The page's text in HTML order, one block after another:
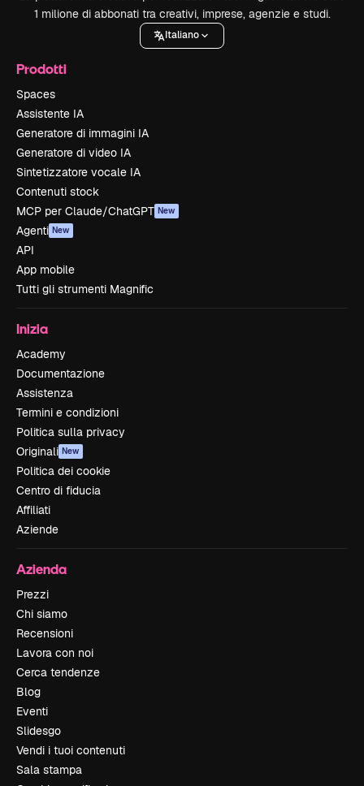
1 milione di abbonati tra creativi, imprese, agenzie e studi.
Italiano
Prodotti
Spaces
Assistente IA
Generatore di immagini IA
Generatore di video IA
Sintetizzatore vocale IA
Contenuti stock
MCP per Claude/ChatGPT New
Agenti New
API
App mobile
Tutti gli strumenti Magnific
Inizia
Academy
Documentazione
Assistenza
Termini e condizioni
Politica sulla privacy
Originali New
Politica dei cookie
Centro di fiducia
Affiliati
Aziende
Azienda
Prezzi
Chi siamo
Recensioni
Lavora con noi
Cerca tendenze
Blog
Eventi
Slidesgo
Vendi i tuoi contenuti
Sala stampa